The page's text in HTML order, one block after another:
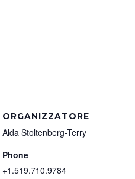
ORGANIZZATORE
Alda Stoltenberg-Terry
Phone
+1.519.710.9784